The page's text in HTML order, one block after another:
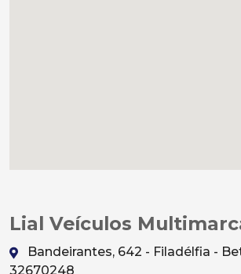
Lial Veículos
Bandeirantes, 642 - Filadélfia -
32670248